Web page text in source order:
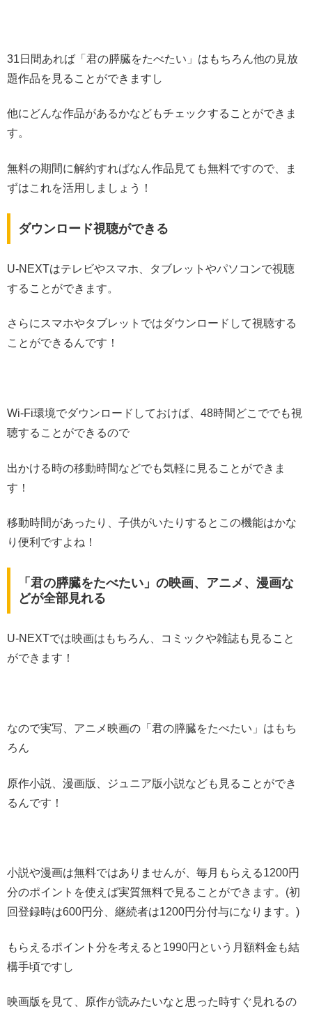
31日間あれば「君の膵臓をたべたい」はもちろん他の見放
題作品を見ることができますし
他にどんな作品があるかなどもチェックすることができま
す。
無料の期間に解約すればなん作品見ても無料ですので、ま
ずはこれを活用しましょう！
ダウンロード視聴ができる
U-NEXTはテレビやスマホ、タブレットやパソコンで視聴
することができます。
さらにスマホやタブレットではダウンロードして視聴する
ことができるんです！
Wi-Fi環境でダウンロードしておけば、48時間どこででも視
聴することができるので
出かける時の移動時間などでも気軽に見ることができま
す！
移動時間があったり、子供がいたりするとこの機能はかな
り便利ですよね！
「君の膵臓をたべたい」の映画、アニメ、漫画な
どが全部見れる
U-NEXTでは映画はもちろん、コミックや雑誌も見ること
ができます！
なので実写、アニメ映画の「君の膵臓をたべたい」はもち
ろん
原作小説、漫画版、ジュニア版小説なども見ることができ
るんです！
小説や漫画は無料ではありませんが、毎月もらえる1200円
分のポイントを使えば実質無料で見ることができます。(初
回登録時は600円分、継続者は1200円分付与になります。)
もらえるポイント分を考えると1990円という月額料金も結
構手頃ですし
映画版を見て、原作が読みたいなと思った時すぐ見れるの